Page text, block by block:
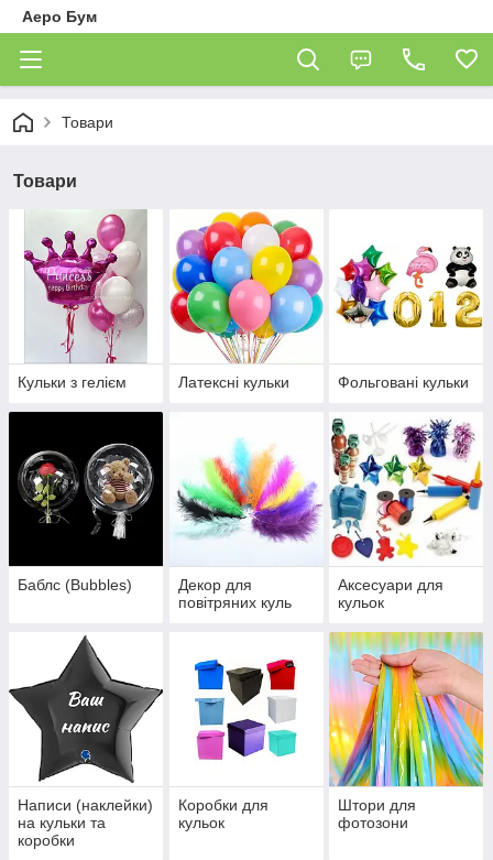
Аеро Бум
Товари
Товари
Кульки з гелієм Латексні кульки Фольговані кульки
Баблс (Bubbles)
Декор для
повітряних куль
Аксесуари для
кульок
Написи (наклейки)
на кульки та
коробки
Коробки для
кульок
Штори для
фотозони